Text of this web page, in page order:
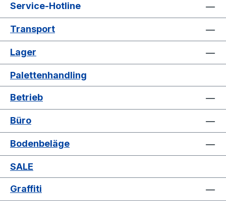
Service-Hotline
Transport
Lager
Palettenhandling
Betrieb
Büro
Bodenbeläge
SALE
Graffiti